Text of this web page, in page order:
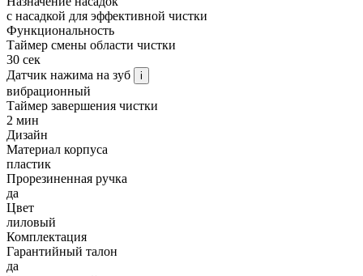
с насадкой для эффективной чистки
Функциональность
Таймер смены области чистки
30 сек
Датчик нажима на зуб
i
вибрационный
Таймер завершения чистки
2 мин
Дизайн
Материал корпуса
пластик
Прорезиненная ручка
да
Цвет
лиловый
Комплектация
Гарантийный талон
да